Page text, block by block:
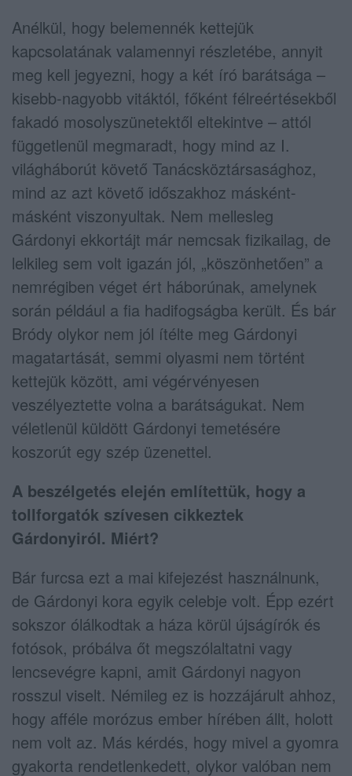
Anélkül, hogy belemennék kettejük
kapcsolatának valamennyi részletébe, annyit
meg kell jegyezni, hogy a két író barátsága –
kisebb-nagyobb vitáktól, főként félreértésekből
fakadó mosolyszünetektől eltekintve – attól
függetlenül megmaradt, hogy mind az I.
világháborút követő Tanácsköztársasághoz,
mind az azt követő időszakhoz másként-
másként viszonyultak. Nem mellesleg
Gárdonyi ekkortájt már nemcsak fizikailag, de
lelkileg sem volt igazán jól, „köszönhetően” a
nemrégiben véget ért háborúnak, amelynek
során például a fia hadifogságba került. És bár
Bródy olykor nem jól ítélte meg Gárdonyi
magatartását, semmi olyasmi nem történt
kettejük között, ami végérvényesen
veszélyeztette volna a barátságukat. Nem
véletlenül küldött Gárdonyi temetésére
koszorút egy szép üzenettel.
A beszélgetés elején említettük, hogy a
tollforgatók szívesen cikkeztek
Gárdonyiról. Miért?
Bár furcsa ezt a mai kifejezést használnunk,
de Gárdonyi kora egyik celebje volt. Épp ezért
sokszor ólálkodtak a háza körül újságírók és
fotósok, próbálva őt megszólaltatni vagy
lencsevégre kapni, amit Gárdonyi nagyon
rosszul viselt. Némileg ez is hozzájárult ahhoz,
hogy afféle morózus ember hírében állt, holott
nem volt az. Más kérdés, hogy mivel a gyomra
gyakorta rendetlenkedett, olykor valóban nem